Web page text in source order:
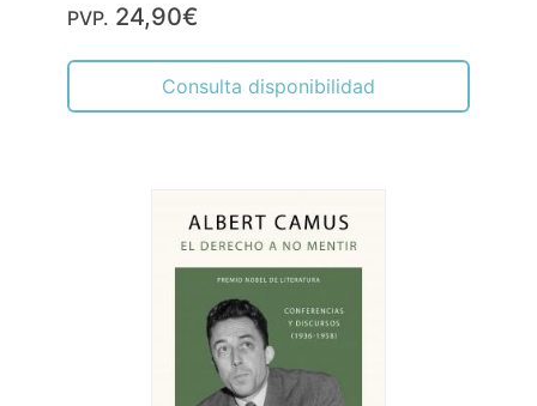
PVP. 24,90€
Consulta disponibilidad